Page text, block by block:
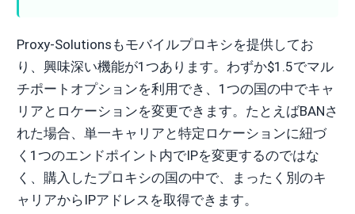
Proxy-Solutionsもモバイルプロキシを提供してお
り、興味深い機能が1つあります。わずか$1.5でマル
チポートオプションを利用でき、1つの国の中でキャ
リアとロケーションを変更できます。たとえばBANさ
れた場合、単一キャリアと特定ロケーションに紐づ
く1つのエンドポイント内でIPを変更するのではな
く、購入したプロキシの国の中で、まったく別のキ
ャリアからIPアドレスを取得できます。